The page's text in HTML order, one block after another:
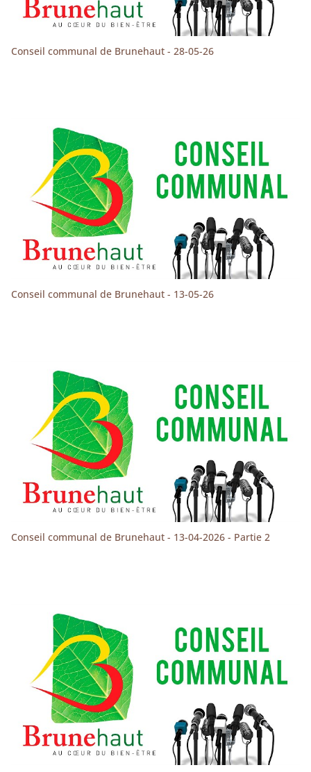
Conseil communal de Brunehaut - 28-05-26
Conseil communal de Brunehaut - 13-05-26
Conseil communal de Brunehaut - 13-04-2026 - Partie 2